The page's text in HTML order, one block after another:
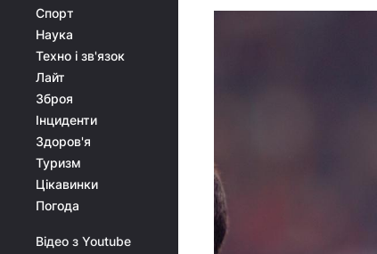
Спорт
Наука
Техно і зв'язок
Лайт
Зброя
Інциденти
Здоров'я
Туризм
Цікавинки
Погода
Відео з Youtube